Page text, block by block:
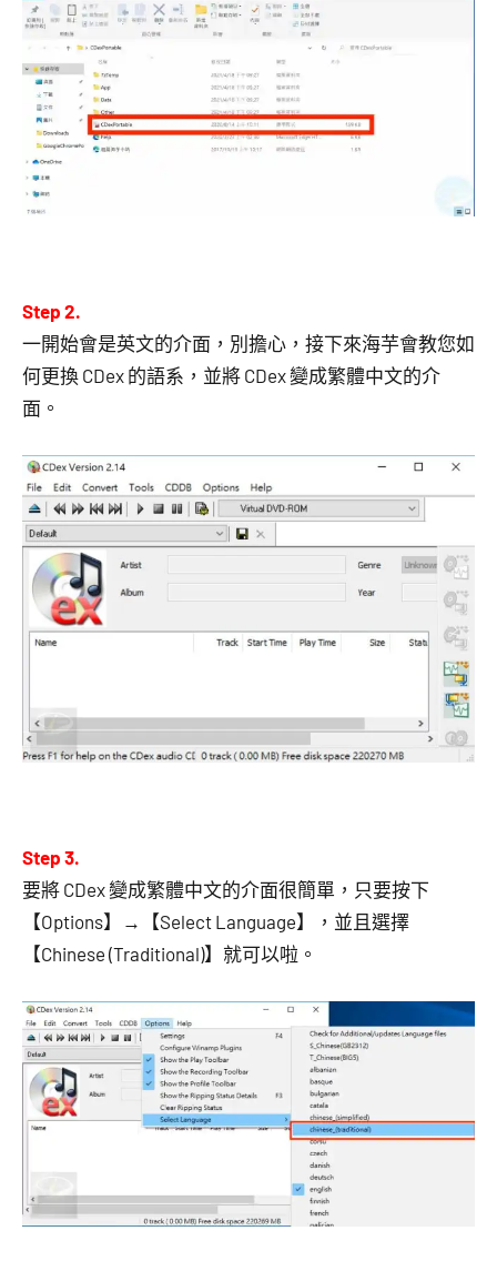
Step 2.
一開始會是英文的介面，別擔心，接下來海芋會教您如
何更換 CDex 的語系，並將 CDex 變成繁體中文的介
面。
Step 3.
要將 CDex 變成繁體中文的介面很簡單，只要按下
【Options】→【Select Language】，並且選擇
【Chinese (Traditional)】就可以啦。